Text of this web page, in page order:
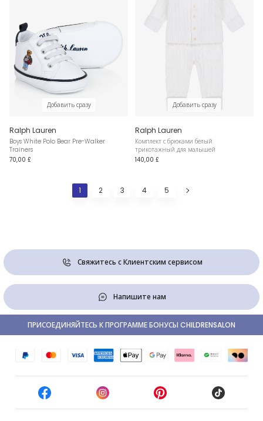
Добавить сразу
Ralph Lauren
Boys White Polo Bear Pre-Walker
Trainers
70,00 £
Добавить сразу
Ralph Lauren
Комплект с брюками белый
трикотажный для малышей
140,00 £
1 2 3 4 5
Свяжитесь с Клиентским сервисом
Напишите нам
ПРИСОЕДИНЯЙТЕСЬ К ПРОГРАММЕ БОНУСЫ CHILDRENSALON